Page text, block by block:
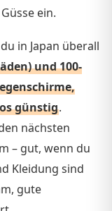
ein.
in Japan überall
und 100-
günstig.
nächsten
– gut, wenn du
Kleidung sind
gute